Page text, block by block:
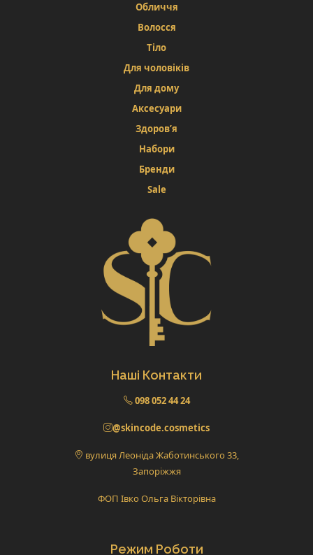
Обличчя
Волосся
Тіло
Для чоловіків
Для дому
Аксесуари
Здоров’я
Набори
Бренди
Sale
Наші Контакти
098 052 44 24
@skincode.cosmetics
вулиця Леоніда Жаботинського 33,
Запоріжжя
ФОП Івко Ольга Вікторівна
Режим Роботи